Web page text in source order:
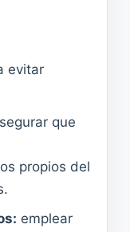
evitar
que
propios del
emplear